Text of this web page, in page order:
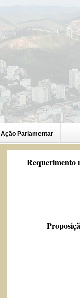
Ação Parlamentar
Requerimento